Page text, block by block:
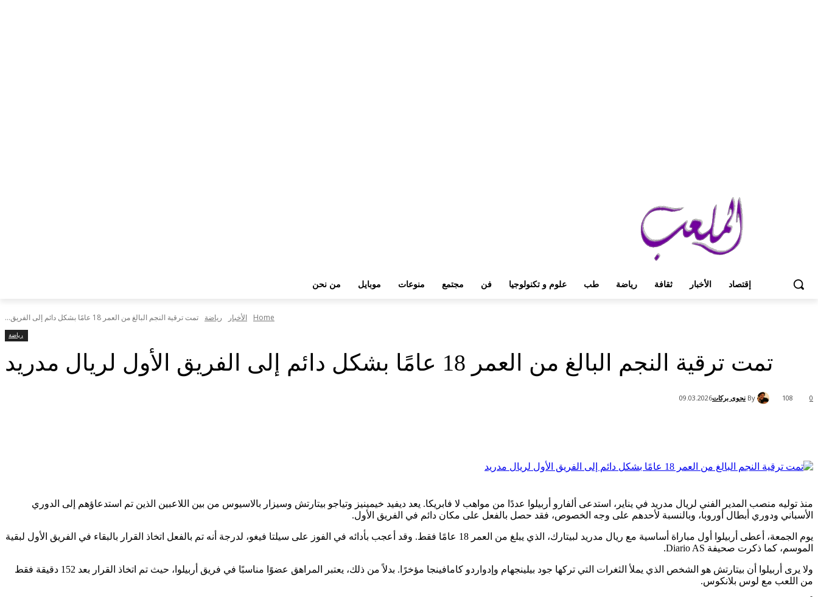
إقتصاد الأخبار ثقافة رياضة طب علوم و تكنولوجيا فن مجتمع منوعات موبايل من نحن
Home الأخبار رياضة تمت ترقية النجم البالغ من العمر 18 عامًا بشكل دائم إلى الفريق...
رياضة
تمت ترقية النجم البالغ من العمر 18 عامًا بشكل دائم إلى الفريق الأول لريال مدريد
By نجوى بركات09.03.2026 0
108
منذ توليه منصب المدير الفني لريال مدريد في يناير، استدعى ألفارو أربيلوا عددًا من مواهب لا فابريكا. يعد ديفيد خيمينيز وتياجو بيتارتش وسيزار بالاسيوس من بين اللاعبين الذين تم استدعاؤهم إلى الدوري
الأسباني ودوري أبطال أوروبا، وبالنسبة لأحدهم على وجه الخصوص، فقد حصل بالفعل على مكان دائم في الفريق الأول.
يوم الجمعة، أعطى أربيلوا أول مباراة أساسية مع ريال مدريد لبيتارك، الذي يبلغ من العمر 18 عامًا فقط. وقد أعجب بأدائه في الفوز على سيلتا فيغو، لدرجة أنه تم بالفعل اتخاذ القرار بالبقاء في الفريق الأول لبقية
الموسم، كما ذكرت صحيفة Diario AS.
ولا يرى أربيلوا أن بيتارتش هو الشخص الذي يملأ الثغرات التي تركها جود بيلينجهام وإدواردو كامافينجا مؤخرًا. بدلاً من ذلك، يعتبر المراهق عضوًا مناسبًا في فريق أربيلوا، حيث تم اتخاذ القرار بعد 152 دقيقة فقط
من اللعب مع لوس بلانكوس.